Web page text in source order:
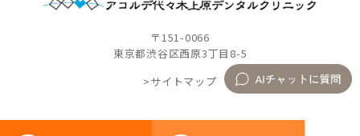
〒151-0066
東京都渋谷区西原3丁目8-5
>サイトマップ